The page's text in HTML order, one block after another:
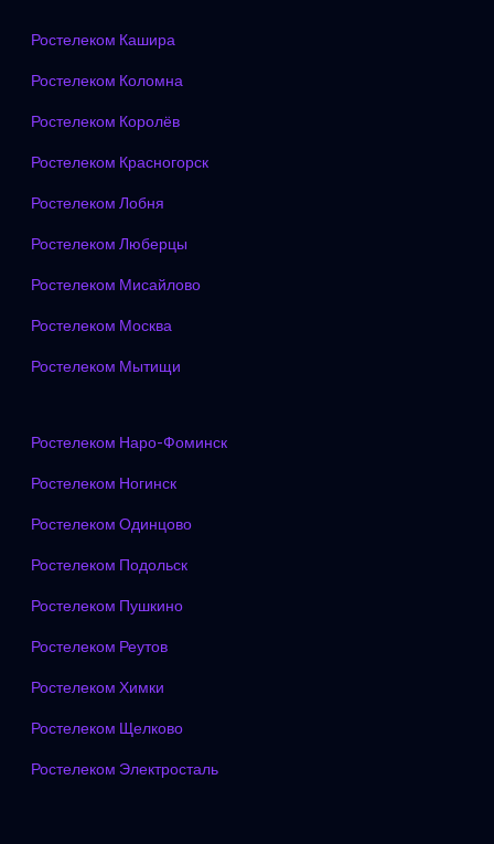
Ростелеком Кашира
Ростелеком Коломна
Ростелеком Королёв
Ростелеком Красногорск
Ростелеком Лобня
Ростелеком Люберцы
Ростелеком Мисайлово
Ростелеком Москва
Ростелеком Мытищи
Ростелеком Наро-Фоминск
Ростелеком Ногинск
Ростелеком Одинцово
Ростелеком Подольск
Ростелеком Пушкино
Ростелеком Реутов
Ростелеком Химки
Ростелеком Щелково
Ростелеком Электросталь